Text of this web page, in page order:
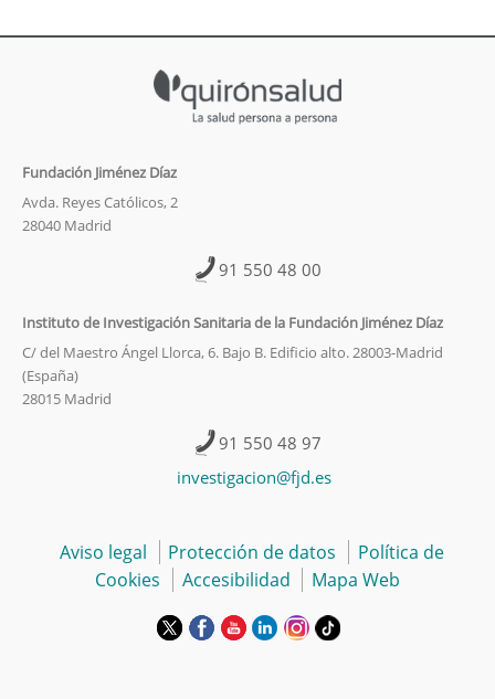
Fundación Jiménez Díaz
Avda. Reyes Católicos, 2
28040 Madrid
91 550 48 00
Instituto de Investigación Sanitaria de la Fundación Jiménez Díaz
C/ del Maestro Ángel Llorca, 6. Bajo B. Edificio alto. 28003-Madrid
(España)
28015 Madrid
91 550 48 97
investigacion@fjd.es
Aviso legal Protección de datos
Política de
Cookies
Accesibilidad Mapa Web
EsteEsteEsteEsteEsteEnlace